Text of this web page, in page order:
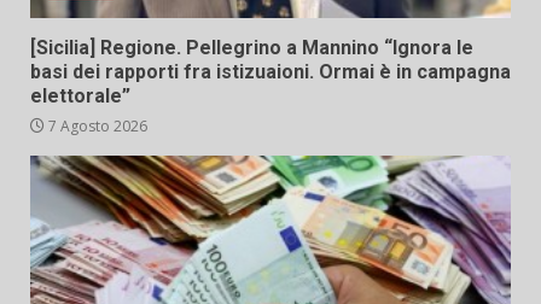
[Sicilia] Regione. Pellegrino a Mannino “Ignora le
basi dei rapporti fra istizuaioni. Ormai è in campagna
elettorale”
7 Agosto 2026